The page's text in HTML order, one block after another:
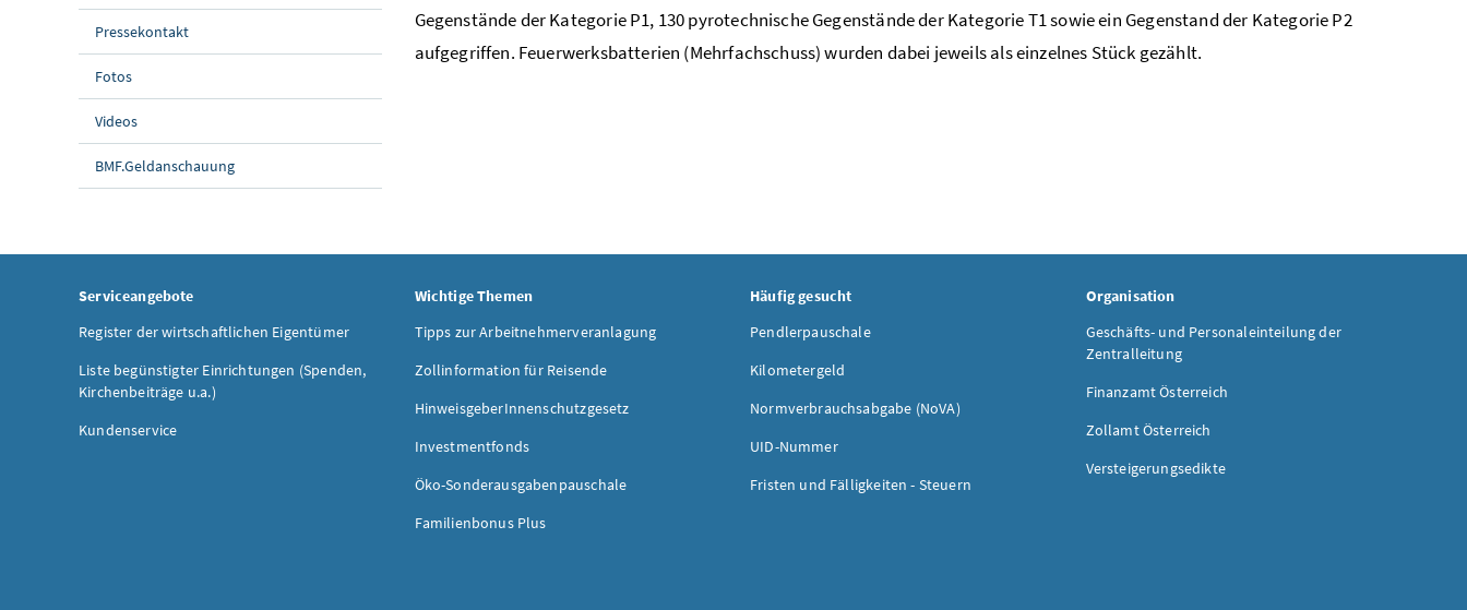
Pressekontakt
Fotos
Videos
BMF.Geldanschauung
Gegenstände der Kategorie P1, 130 pyrotechnische Gegenstände der Kategorie T1 sowie ein Gegenstand der Kategorie P2
aufgegriffen. Feuerwerksbatterien (Mehrfachschuss) wurden dabei jeweils als einzelnes Stück gezählt.
Serviceangebote
Register der wirtschaftlichen Eigentümer
Liste begünstigter Einrichtungen (Spenden,
Kirchenbeiträge u.a.)
Kundenservice
Wichtige Themen
Tipps zur Arbeitnehmerveranlagung
Zollinformation für Reisende
HinweisgeberInnenschutzgesetz
Investmentfonds
Öko-Sonderausgabenpauschale
Familienbonus Plus
Häufig gesucht
Pendlerpauschale
Kilometergeld
Normverbrauchsabgabe (NoVA)
UID-Nummer
Fristen und Fälligkeiten - Steuern
Organisation
Geschäfts- und Personaleinteilung der
Zentralleitung
Finanzamt Österreich
Zollamt Österreich
Versteigerungsedikte